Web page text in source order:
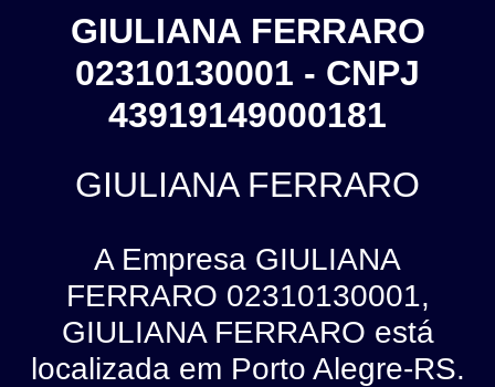
GIULIANA FERRARO
02310130001 - CNPJ
43919149000181
GIULIANA FERRARO
A Empresa GIULIANA
FERRARO 02310130001,
GIULIANA FERRARO está
localizada em Porto Alegre-RS.